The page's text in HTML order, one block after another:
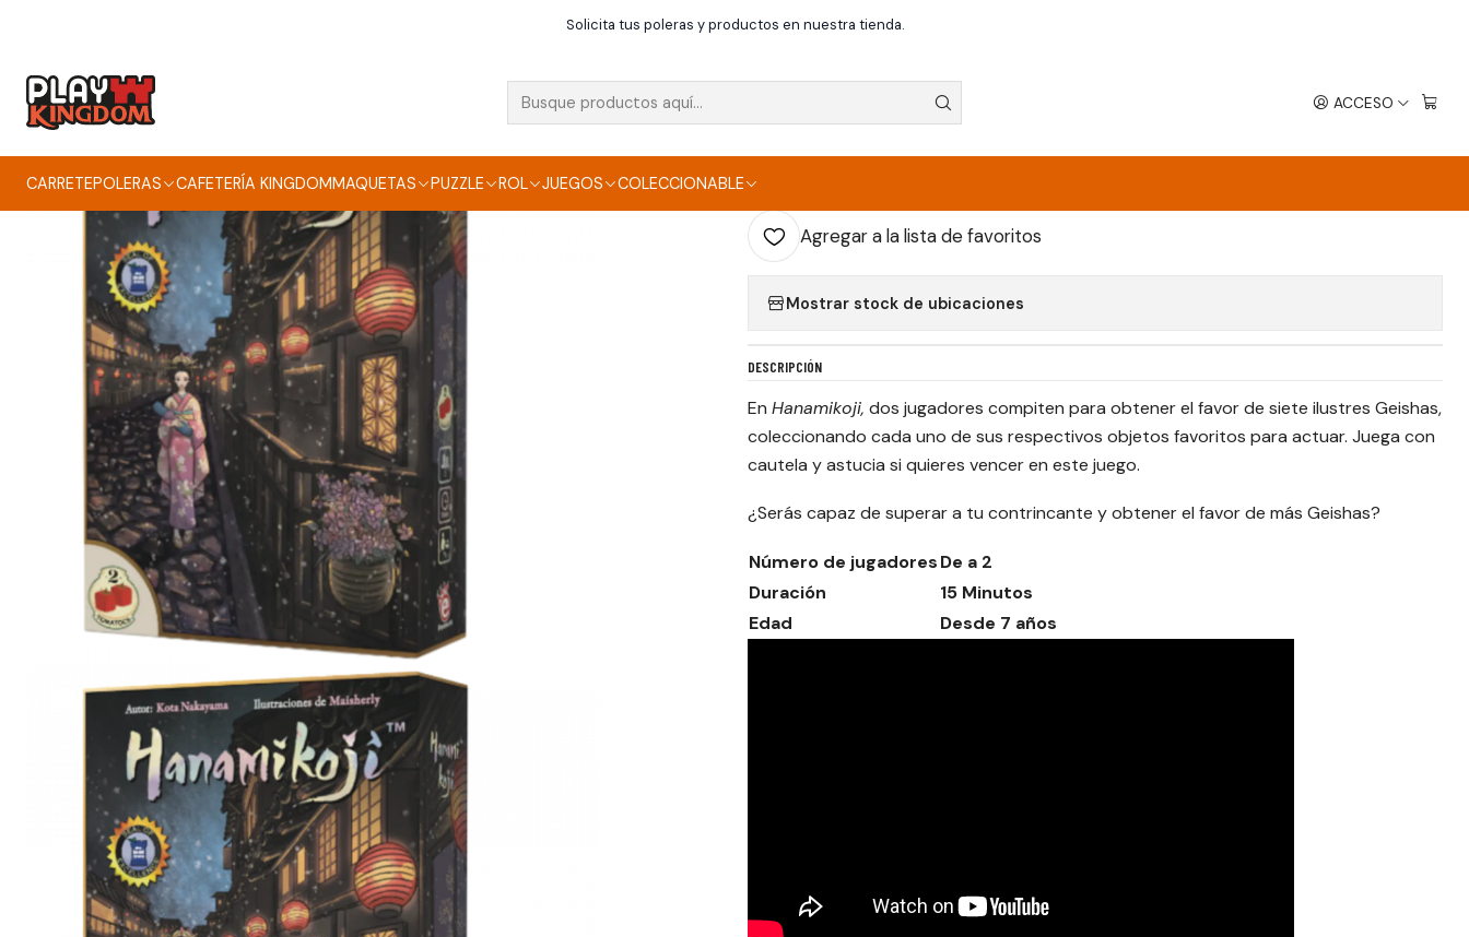
ACCESO
CARRETEPOLERAS CAFETERÍA KINGDOMMAQUETAS PUZZLE ROL JUEGOS COLECCIONABLE
Solicita tus poleras y productos en nuestra tienda.
Inicio Juegos de mesa Hanamikoji
HANAMIKOJI
Cantidad
Agregar a la lista de favoritos
Mostrar stock de ubicaciones
DESCRIPCIÓN
En Hanamikoji, dos jugadores compiten para obtener el favor de siete ilustres Geishas,
coleccionando cada uno de sus respectivos objetos favoritos para actuar. Juega con
cautela y astucia si quieres vencer en este juego.
¿Serás capaz de superar a tu contrincante y obtener el favor de más Geishas?
Número de jugadoresDe a 2
Duración
15 Minutos
Edad
Desde 7 años